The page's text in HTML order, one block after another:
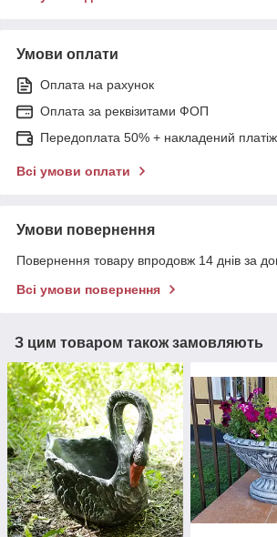
Умови оплати
Оплата на рахунок
Оплата за реквізитами ФОП
Передоплата 50% + накладений платіж
Всі умови оплати
Умови повернення
Повернення товару впродовж 14 днів за
Всі умови повернення
З цим товаром також замовляють